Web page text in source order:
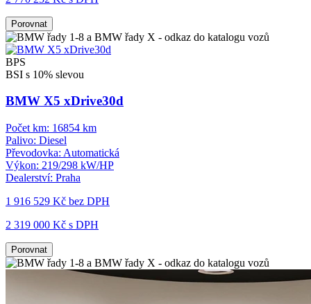
Porovnat
BPS
BSI s 10% slevou
BMW X5 xDrive30d
Počet km: 16854 km
Palivo: Diesel
Převodovka: Automatická
Výkon: 219/298 kW/HP
Dealerství: Praha
1 916 529 Kč bez DPH
2 319 000 Kč s DPH
Porovnat